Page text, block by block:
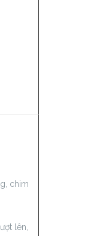
chim
lên,